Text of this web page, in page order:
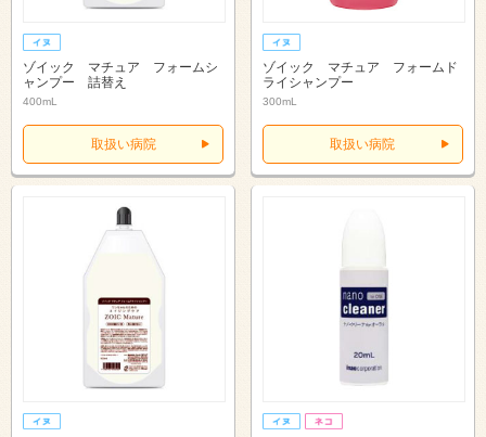
ゾイック マチュア フォームシ
ャンプー 詰替え
400mL
取扱い病院
ゾイック マチュア フォームド
ライシャンプー
300mL
取扱い病院